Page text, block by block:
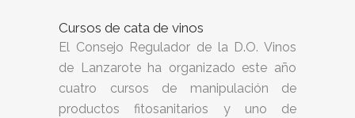
Cursos de cata de vinos
El Consejo Regulador de la D.O. Vinos
de Lanzarote ha organizado este año
cuatro cursos de manipulación de
productos fitosanitarios y uno de